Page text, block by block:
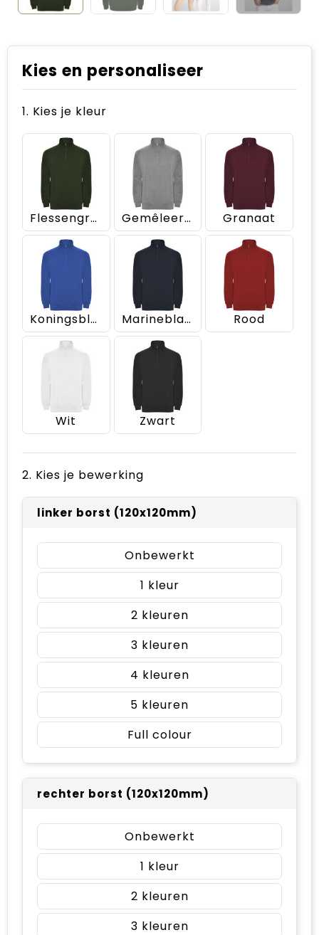
Kies en personaliseer
1. Kies je kleur
Flessengroen Gemêleerd grijs Granaat
Koningsblauw Marineblauw Rood
Wit Zwart
2. Kies je bewerking
linker borst (120x120mm)
Onbewerkt
1
2
3
4
5
Full colour
rechter borst (120x120mm)
Onbewerkt
1
2
3